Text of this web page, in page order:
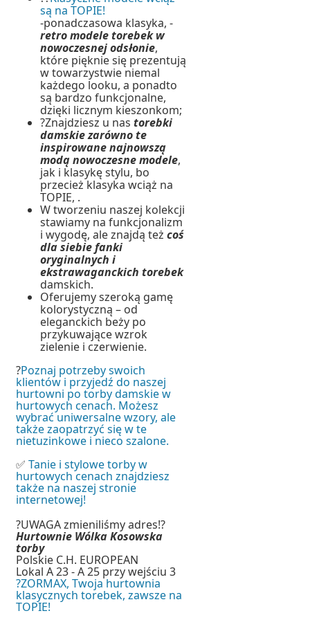
są na TOPIE!
-ponadczasowa klasyka, -
retro modele torebek w
nowoczesnej odsłonie,
które pięknie się prezentują
w towarzystwie niemal
każdego looku, a ponadto
są bardzo funkcjonalne,
dzięki licznym kieszonkom;
?Znajdziesz u nastorebki
damskie zarówno te
inspirowane najnowszą
modą nowoczesne modele,
jak i klasykę stylu, bo
przecież klasyka wciąż na
TOPIE, .
W tworzeniu naszej kolekcji
stawiamy na funkcjonalizm
i wygodę, ale znajdą teżcoś
dla siebie fanki
oryginalnych i
ekstrawaganckich torebek
damskich.
Oferujemy szeroką gamę
kolorystyczną – od
eleganckich beży po
przykuwające wzrok
zielenie i czerwienie.
?Poznaj potrzeby swoich
klientów i przyjedź do naszej
hurtowni po torby damskie w
hurtowych cenach. Możesz
wybrać uniwersalne wzory, ale
także zaopatrzyć się w te
nietuzinkowe i nieco szalone.
✅Tanie i stylowe torby w
hurtowych cenach znajdziesz
także na naszej stronie
internetowej!
?UWAGA zmieniliśmy adres!?
Hurtownie Wólka Kosowska
torby
Polskie C.H. EUROPEAN
Lokal A 23 - A 25 przy wejściu 3
?ZORMAX, Twoja hurtownia
klasycznych torebek, zawsze na
TOPIE!